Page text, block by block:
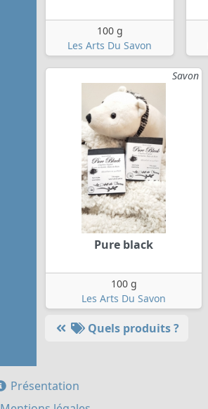
100 g
Les Arts Du Savon
Savon
Pure black
100 g
Les Arts Du Savon
Quels produits ?
Présentation